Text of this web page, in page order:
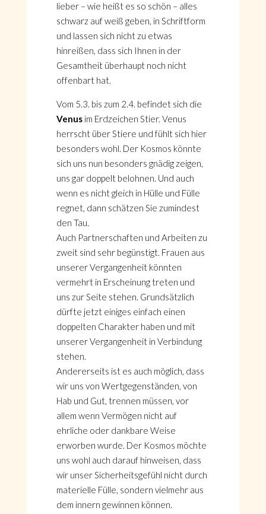
lieber – wie heißt es so schön – alles
schwarz auf weiß geben, in Schriftform
und lassen sich nicht zu etwas
hinreißen, dass sich Ihnen in der
Gesamtheit überhaupt noch nicht
offenbart hat.
Vom 5.3. bis zum 2.4. befindet sich die
Venusim Erdzeichen Stier. Venus
herrscht über Stiere und fühlt sich hier
besonders wohl. Der Kosmos könnte
sich uns nun besonders gnädig zeigen,
uns gar doppelt belohnen. Und auch
wenn es nicht gleich in Hülle und Fülle
regnet, dann schätzen Sie zumindest
den Tau.
Auch Partnerschaften und Arbeiten zu
zweit sind sehr begünstigt. Frauen aus
unserer Vergangenheit könnten
vermehrt in Erscheinung treten und
uns zur Seite stehen. Grundsätzlich
dürfte jetzt einiges einfach einen
doppelten Charakter haben und mit
unserer Vergangenheit in Verbindung
stehen.
Andererseits ist es auch möglich, dass
wir uns von Wertgegenständen, von
Hab und Gut, trennen müssen, vor
allem wenn Vermögen nicht auf
ehrliche oder dankbare Weise
erworben wurde. Der Kosmos möchte
uns wohl auch darauf hinweisen, dass
wir unser Sicherheitsgefühl nicht durch
materielle Fülle, sondern vielmehr aus
dem innern gewinnen können.